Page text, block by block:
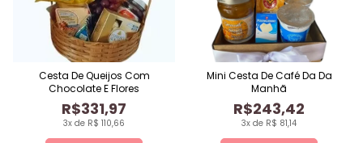
3x de R$ 110,66
R$331,97
Cesta De Queijos Com
Chocolate E Flores
3x de R$ 81,14
R$243,42
Mini Cesta De Café Da Da
Manhã